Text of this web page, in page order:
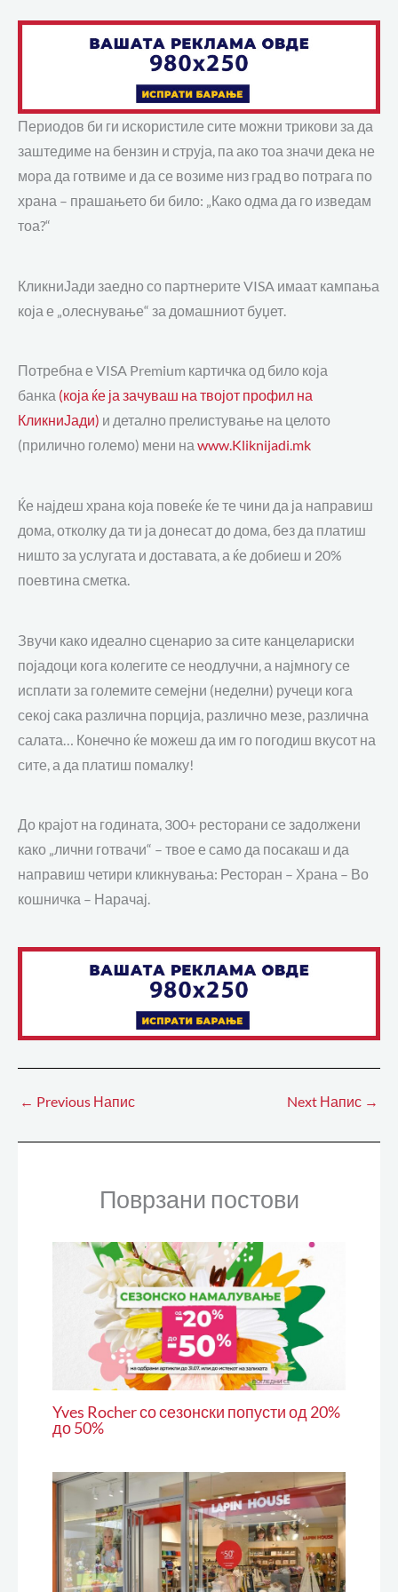
Периодов би ги искористиле сите можни трикови за да
заштедиме на бензин и струја, па ако тоа значи дека не
мора да готвиме и да се возиме низ град во потрага по
храна – прашањето би било: „Како одма да го изведам
тоа?“
КликниЈади заедно со партнерите VISA имаат кампања
која е „олеснување“ за домашниот буџет.
Потребна е VISA Premium картичка од било која
банка (која ќе ја зачуваш на твојот профил на
КликниЈади) и детално прелистување на целото
(прилично големо) мени на www.Kliknijadi.mk
Ќе најдеш храна која повеќе ќе те чини да ја направиш
дома, отколку да ти ја донесат до дома, без да платиш
ништо за услугата и доставата, а ќе добиеш и 20%
поевтина сметка.
Звучи како идеално сценарио за сите канцелариски
појадоци кога колегите се неодлучни, а најмногу се
исплати за големите семејни (неделни) ручеци кога
секој сака различна порција, различно мезе, различна
салата… Конечно ќе можеш да им го погодиш вкусот на
сите, а да платиш помалку!
До крајот на годината, 300+ ресторани се задолжени
како „лични готвачи“ – твое е само да посакаш и да
направиш четири кликнувања: Ресторан – Храна – Во
кошничка – Нарачај.
← Previous Напис Next Напис →
Поврзани постови
Yves Rocher со сезонски попусти од 20%
до 50%